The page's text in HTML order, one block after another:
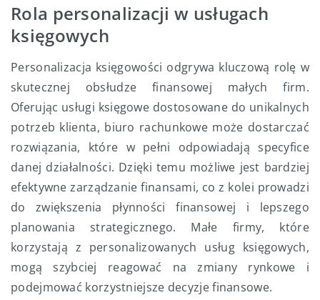
Rola personalizacji w usługach
księgowych
Personalizacja księgowości odgrywa kluczową rolę w
skutecznej obsłudze finansowej małych firm.
Oferując usługi księgowe dostosowane do unikalnych
potrzeb klienta, biuro rachunkowe może dostarczać
rozwiązania, które w pełni odpowiadają specyfice
danej działalności. Dzięki temu możliwe jest bardziej
efektywne zarządzanie finansami, co z kolei prowadzi
do zwiększenia płynności finansowej i lepszego
planowania strategicznego. Małe firmy, które
korzystają z personalizowanych usług księgowych,
mogą szybciej reagować na zmiany rynkowe i
podejmować korzystniejsze decyzje finansowe.